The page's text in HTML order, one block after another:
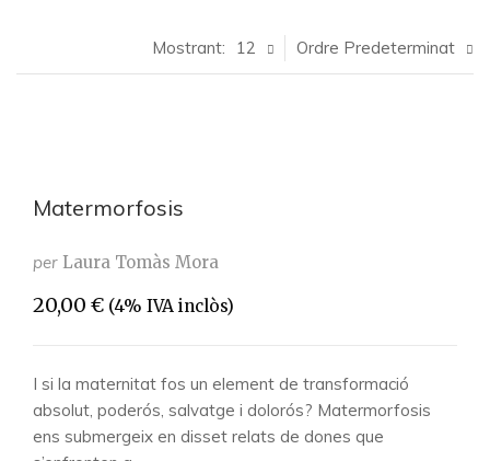
Ordre Predeterminat
Mostrant: 12
Matermorfosis
per Laura Tomàs Mora
20,00 € (4% IVA inclòs)
I si la maternitat fos un element de transformació
absolut, poderós, salvatge i dolorós? Matermorfosis
ens submergeix en disset relats de dones que